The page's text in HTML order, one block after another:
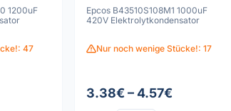
1200uF
47
Epcos B43510S108M1 1000uF
420V Elektrolytkondensator
Nur noch wenige Stücke!: 17
3.38€ – 4.57€